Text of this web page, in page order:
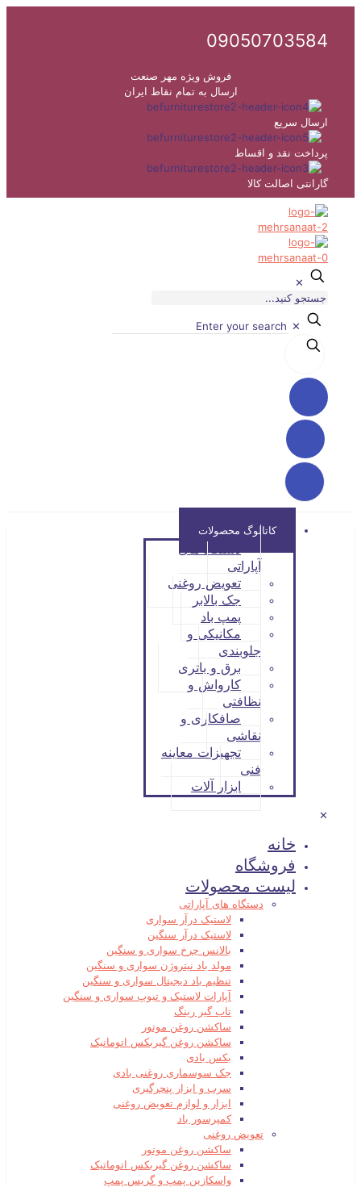
09050703584
فروش ویژه مهر صنعت
ارسال به تمام نقاط ایران
ارسال سریع
پرداخت نقد و اقساط
گارانتی اصالت کالا
✕
✕
کاتالوگ محصولات
دستگاه های
آپاراتی
تعویض روغنی
جک بالابر
پمپ باد
مکانیکی و
جلوبندی
برق و باتری
کارواش و
نظافتی
صافکاری و
نقاشی
تجهیزات معاینه
فنی
ابزار آلات
✕
خانه
فروشگاه
لیست محصولات
دستگاه های آپاراتی
لاستیک درآر سواری
لاستیک درآر سنگین
بالانس چرخ سواری و سنگین
مولد باد نیتروژن سواری و سنگین
تنظیم باد دیجیتال سواری و سنگین
آپارات لاستیک و تیوپ سواری و سنگین
تاب گیر رینگ
ساکشن روغن موتور
ساکشن روغن گیربکس اتوماتیک
بکس بادی
جک سوسماری روغنی بادی
سرب و ابزار پنچرگیری
ابزار و لوازم تعویض روغنی
کمپرسور باد
تعویض روغنی
ساکشن روغن موتور
ساکشن روغن گیربکس اتوماتیک
واسکازین پمپ و گریس پمپ